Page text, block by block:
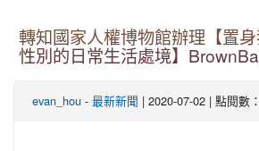
轉知國家人權博物館辦理【置
性別的日常生活處境】
evan_hou - 最新新聞 | 2020-07-02 | 點閱數